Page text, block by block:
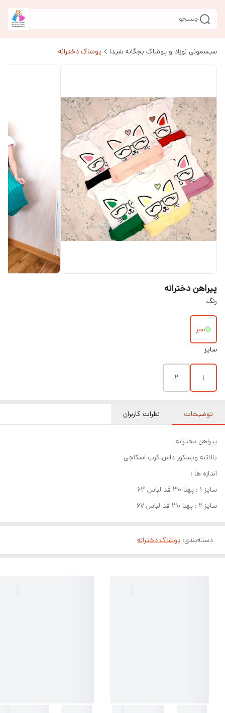
جستجو
سیسمونی نوزاد و پوشاک بچگانه شیدا پوشاک دخترانه
پیراهن دخترانه
رنگ
سبز
سایز
۱ ۲
توضیحات نظرات کاربران
پیراهن دخترانه
بالاتنه ویسکوز دامن کرپ اسکاچی
اندازه ها :
سایز ۱ : پهنا ۳۰ قد لباس ۶۴
سایز ۲ : پهنا ۳۰ قد لباس ۶۷
دسته‌بندی: پوشاک دخترانه